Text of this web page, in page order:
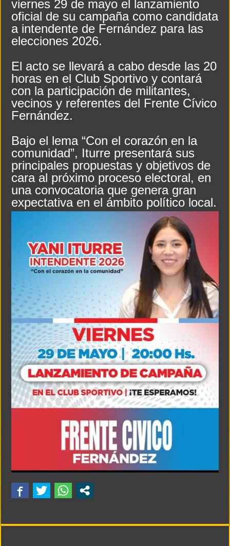
Freno a la IA | Greg Abbott detiene la aprobación de nuevos centros de datos
El Gobierno acusó a Lula de escalar unilateralmente el conflicto y ratificó el
viernes 29 de mayo el lanzamiento
oficial de su campaña como candidata
a intendente de Fernández para las
elecciones 2026.
El acto se llevará a cabo desde las 20
horas en el Club Sportivo y contará
con la participación de militantes,
vecinos y referentes del Frente Cívico
Fernández.
Bajo el lema “Con el corazón en la
comunidad”, Iturre presentará sus
principales propuestas y objetivos de
cara al próximo proceso electoral, en
una convocatoria que genera gran
expectativa en el ámbito político local.